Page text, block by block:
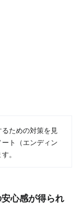
ための対策を見
ト（エンディン
。
心感が得られ